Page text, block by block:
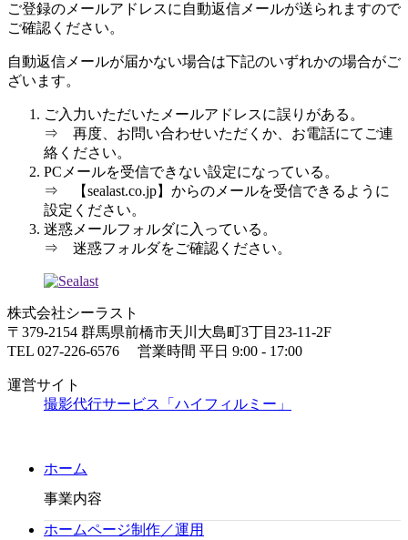
ご登録のメールアドレスに自動返信メールが送られますので
ご確認ください。
自動返信メールが届かない場合は下記のいずれかの場合がご
ざいます。
ご入力いただいたメールアドレスに誤りがある。
⇒ 再度、お問い合わせいただくか、お電話にてご連
絡ください。
PCメールを受信できない設定になっている。
⇒ 【sealast.co.jp】からのメールを受信できるように
設定ください。
迷惑メールフォルダに入っている。
⇒ 迷惑フォルダをご確認ください。
株式会社シーラスト
〒379-2154 群馬県前橋市天川大島町3丁目23-11-2F
TEL 027-226-6576 営業時間 平日 9:00 - 17:00
運営サイト
撮影代行サービス「ハイフィルミー」
ホーム
事業内容
ホームページ制作／運用